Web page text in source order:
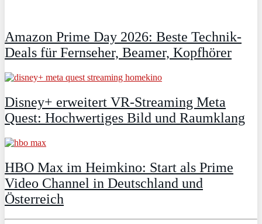
Amazon Prime Day 2026: Beste Technik-
Deals für Fernseher, Beamer, Kopfhörer
Disney+ erweitert VR‑Streaming Meta
Quest: Hochwertiges Bild und Raumklang
HBO Max im Heimkino: Start als Prime
Video Channel in Deutschland und
Österreich